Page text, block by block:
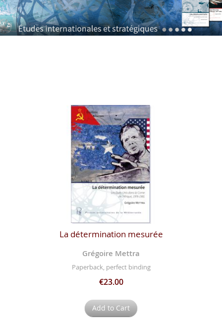
La détermination mesurée
Grégoire Mettra
Paperback, perfect binding
€23.00
Add to Cart